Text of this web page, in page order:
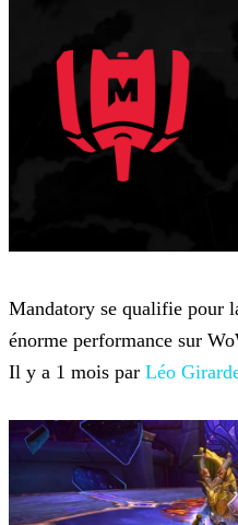
Mandatory se qualifie pour
énorme performance sur
Il y a 1 mois par Léo